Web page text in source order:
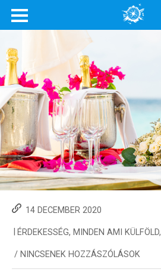
14 DECEMBER 2020
ÉRDEKESSÉG, MINDEN AMI KÜLFÖLD,
/ NINCSENEK HOZZÁSZÓLÁSOK